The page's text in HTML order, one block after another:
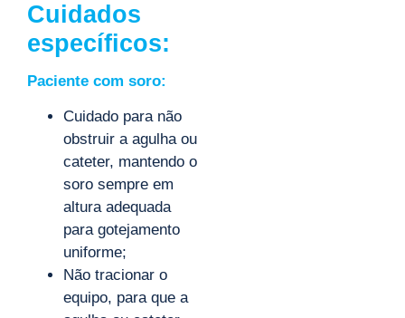
Cuidados
específicos:
Paciente com soro:
Cuidado para não
obstruir a agulha ou
cateter, mantendo o
soro sempre em
altura adequada
para gotejamento
uniforme;
Não tracionar o
equipo, para que a